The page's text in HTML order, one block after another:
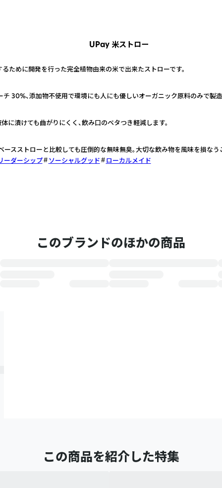
UPay 米ストロー
ために開発を行った完全植物由来の米で出来たストローです。
30%、添加物不使用で環境にも人にも優しいオーガニック原料のみで製造
に漬けても曲がりにくく、飲み口のベタつき軽減します。
スストローと比較しても圧倒的な無味無臭。大切な飲み物を風味を損なう
ーダーシップ
ソーシャルグッド ローカルメイド
このブランドのほかの商品
この商品を紹介した特集